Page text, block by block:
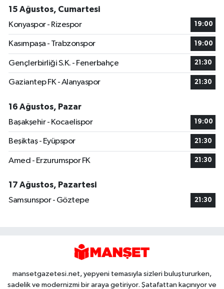
15 Ağustos, Cumartesi
Konyaspor - Rizespor
19:00
Kasımpaşa - Trabzonspor 19:00
Gençlerbirliği S.K. - Fenerbahçe 21:30
Gaziantep FK - Alanyaspor 21:30
16 Ağustos, Pazar
Başakşehir - Kocaelispor
19:00
Beşiktaş - Eyüpspor 21:30
Amed - Erzurumspor FK 21:30
17 Ağustos, Pazartesi
Samsunspor - Göztepe
21:30
mansetgazetesi.net, yepyeni temasıyla sizleri buluştururken,
sadelik ve modernizmi bir araya getiriyor. Şatafattan kaçınıyor ve